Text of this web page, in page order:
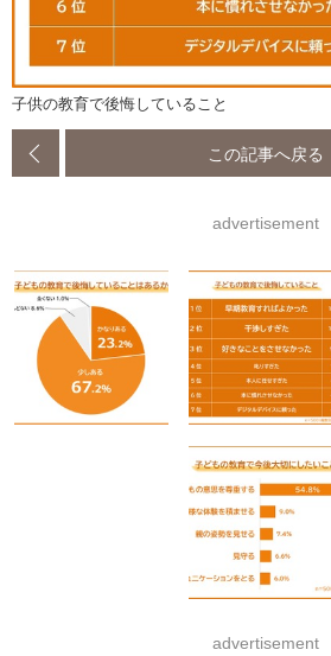
子供の教育で後悔していること
この記事へ戻る
advertisement
advertisement